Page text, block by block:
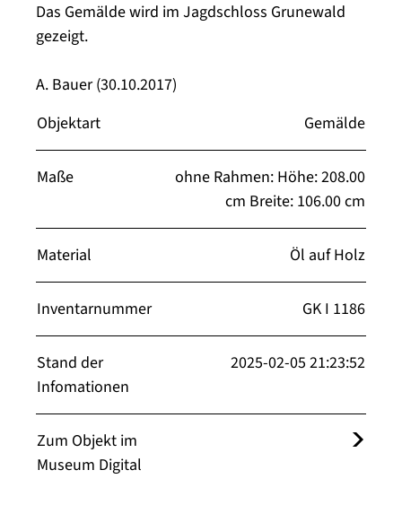
Das Gemälde wird im Jagdschloss Grunewald
gezeigt.
A. Bauer (30.10.2017)
Objektart
Gemälde
Maße
ohne Rahmen: Höhe: 208.00
cm Breite: 106.00 cm
Material Öl auf Holz
Inventarnummer GK I 1186
Stand der
Infomationen
2025-02-05 21:23:52
Zum Objekt im
Museum Digital